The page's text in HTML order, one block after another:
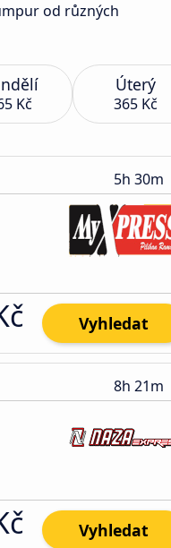
od různých
Kč
Úterý
365 Kč
5h 30m
Vyhledat
8h 21m
Vyhledat